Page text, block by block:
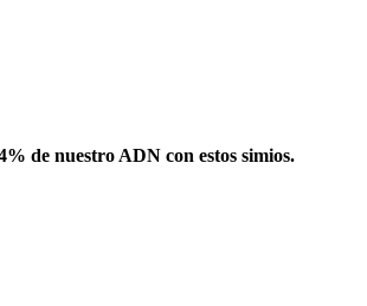
de nuestro ADN con estos simios.